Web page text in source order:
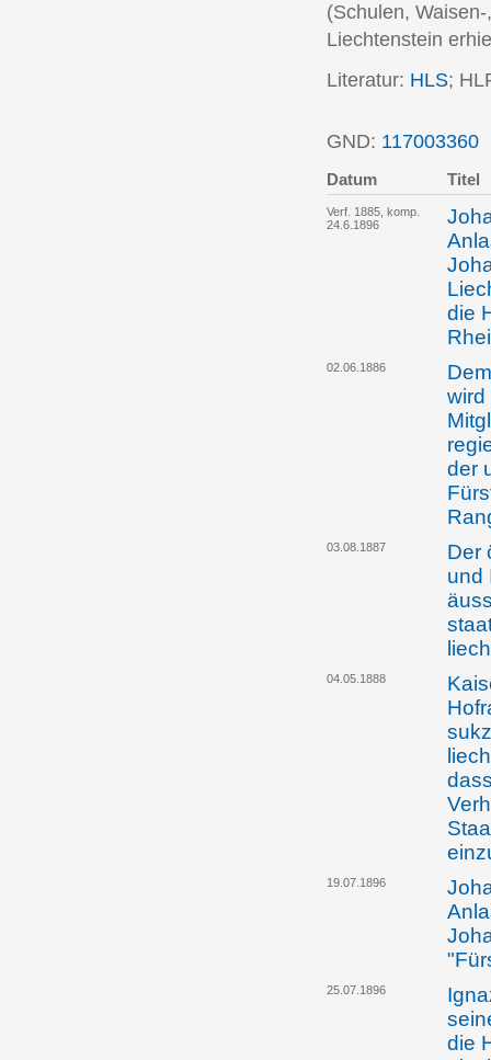
(Schulen,
Liechtenstein
Literatur: HLS;
GND: 117003360
Datum Titel
Verf. 1885, komp.
24.6.1896
die
02.06.1886
wird
der
03.08.1887
Der
und
04.05.1888
19.07.1896
25.07.1896
die